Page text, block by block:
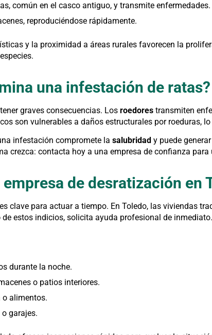
común en el casco antiguo, y transmite enfermedades.
reproduciéndose rápidamente.
y la proximidad a áreas rurales favorecen la
una infestación de ratas?
graves consecuencias. Los roedores transmiten
son vulnerables a daños estructurales por roeduras,
infestación compromete la salubridad y puede
crezca: contacta hoy a una empresa de confianza
de desratización en
es clave para actuar a tiempo. En Toledo, las viviendas
de estos indicios, solicita ayuda profesional de inmediato.
durante la noche.
o patios interiores.
o alimentos.
garajes.